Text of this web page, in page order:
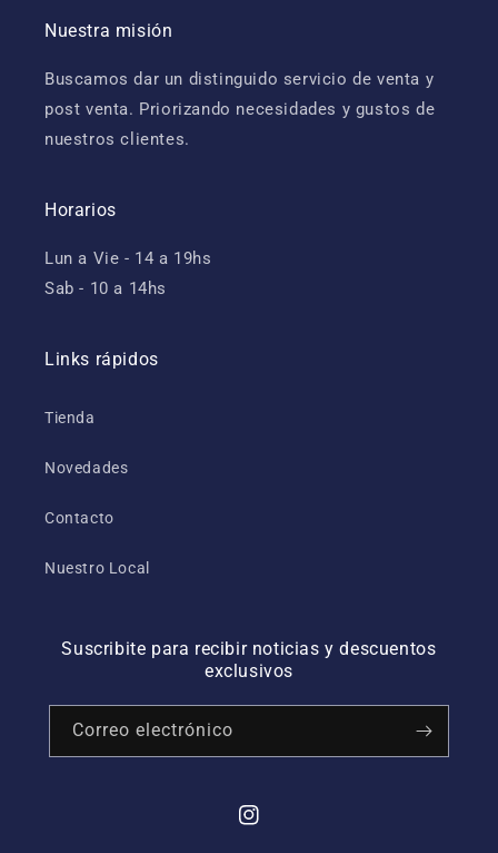
Nuestra misión
Buscamos dar un distinguido servicio de venta y
post venta. Priorizando necesidades y gustos de
nuestros clientes.
Horarios
Lun a Vie - 14 a 19hs
Sab - 10 a 14hs
Links rápidos
Tienda
Novedades
Contacto
Nuestro Local
Suscribite para recibir noticias y descuentos
exclusivos
Correo electrónico
Instagram